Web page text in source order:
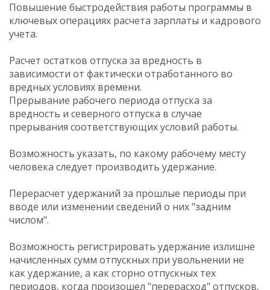
Повышение быстродействия работы программы в
ключевых операциях расчета зарплаты и кадрового
учета.
Расчет остатков отпуска за вредность в
зависимости от фактически отработанного во
вредных условиях времени.
Прерывание рабочего периода отпуска за
вредность и северного отпуска в случае
прерывания соответствующих условий работы.
Возможность указать, по какому рабочему месту
человека следует производить удержание.
Перерасчет удержаний за прошлые периоды при
вводе или изменении сведений о них "задним
числом".
Возможность регистрировать удержание излишне
начисленных сумм отпускных при увольнении не
как удержание, а как сторно отпускных тех
периодов, когда произошел "перерасход" отпусков,